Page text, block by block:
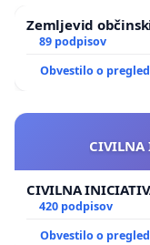
Zemljevid
89 podpisov
Obvestilo o
CIVILNA
CIVILNA
420 podpisov
Obvestilo o